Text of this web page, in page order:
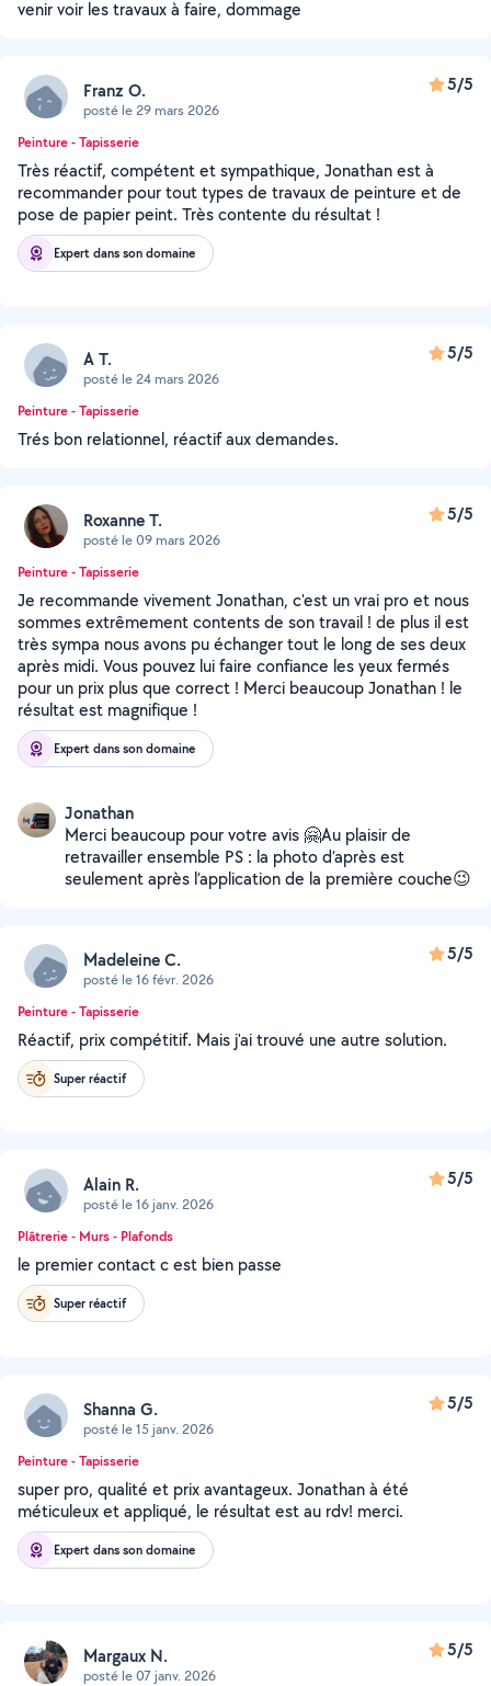
venir voir les travaux à faire, dommage
Franz O.
posté le 29 mars 2026
5/5
Peinture - Tapisserie
Très réactif, compétent et sympathique, Jonathan est à
recommander pour tout types de travaux de peinture et de
pose de papier peint. Très contente du résultat !
Expert dans son domaine
A T.
posté le 24 mars 2026
5/5
Peinture - Tapisserie
Trés bon relationnel, réactif aux demandes.
Roxanne T.
posté le 09 mars 2026
5/5
Peinture - Tapisserie
Je recommande vivement Jonathan, c'est un vrai pro et nous
sommes extrêmement contents de son travail ! de plus il est
très sympa nous avons pu échanger tout le long de ses deux
après midi. Vous pouvez lui faire confiance les yeux fermés
pour un prix plus que correct ! Merci beaucoup Jonathan ! le
résultat est magnifique !
Expert dans son domaine
Jonathan
Merci beaucoup pour votre avis 🤗Au plaisir de
retravailler ensemble PS : la photo d’après est
seulement après l’application de la première couche😉
Madeleine C.
posté le 16 févr. 2026
5/5
Peinture - Tapisserie
Réactif, prix compétitif. Mais j'ai trouvé une autre solution.
Super réactif
Alain R.
posté le 16 janv. 2026
5/5
Plâtrerie - Murs - Plafonds
le premier contact c est bien passe
Super réactif
Shanna G.
posté le 15 janv. 2026
5/5
Peinture - Tapisserie
super pro, qualité et prix avantageux. Jonathan à été
méticuleux et appliqué, le résultat est au rdv! merci.
Expert dans son domaine
Margaux N.
posté le 07 janv. 2026
5/5